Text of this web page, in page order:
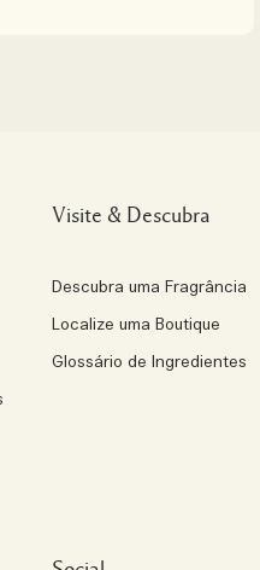
Visite & Descubra
Descubra uma Fragrância
Localize uma Boutique
Glossário de Ingredientes